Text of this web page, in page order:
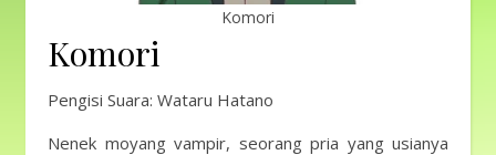
Komori
Komori
Pengisi Suara: Wataru Hatano
Nenek moyang vampir, seorang pria yang usianya